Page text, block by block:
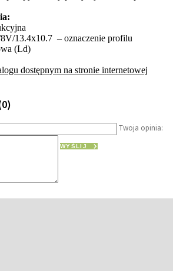
13.4x10.7 – oznaczenie profilu
(Ld)
dostępnym na stronie internetowej
Twoja opinia:
WYŚLIJ